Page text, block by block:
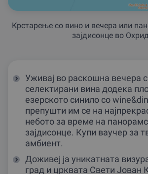
Крстарење со вино и вечера или
зајдисонце во Охрид
Уживај во раскошна вечера
селектирани вина додека
езерското синило со
препушти им се на
небото за време на
зајдисонце. Купи ваучер за
амбиент.
Доживеј ја уникатната
град и црквата Свети Јован